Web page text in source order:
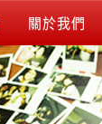
關於我們